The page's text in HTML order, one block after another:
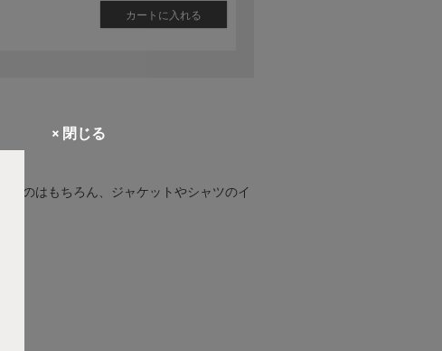
カートに入れる
るのはもちろん、ジャケットやシャツのイ
× 閉じる